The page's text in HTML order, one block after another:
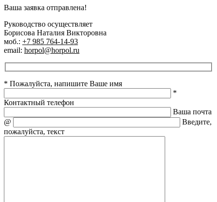
Ваша заявка отправлена!
Руководство осуществляет
Борисова Наталия Викторовна
моб.: +7 985 764-14-93
email: horpol@horpol.ru
* Пожалуйста, напишите Ваше имя
*
Контактный телефон
Ваша почта
@
Введите,
пожалуйста, текст